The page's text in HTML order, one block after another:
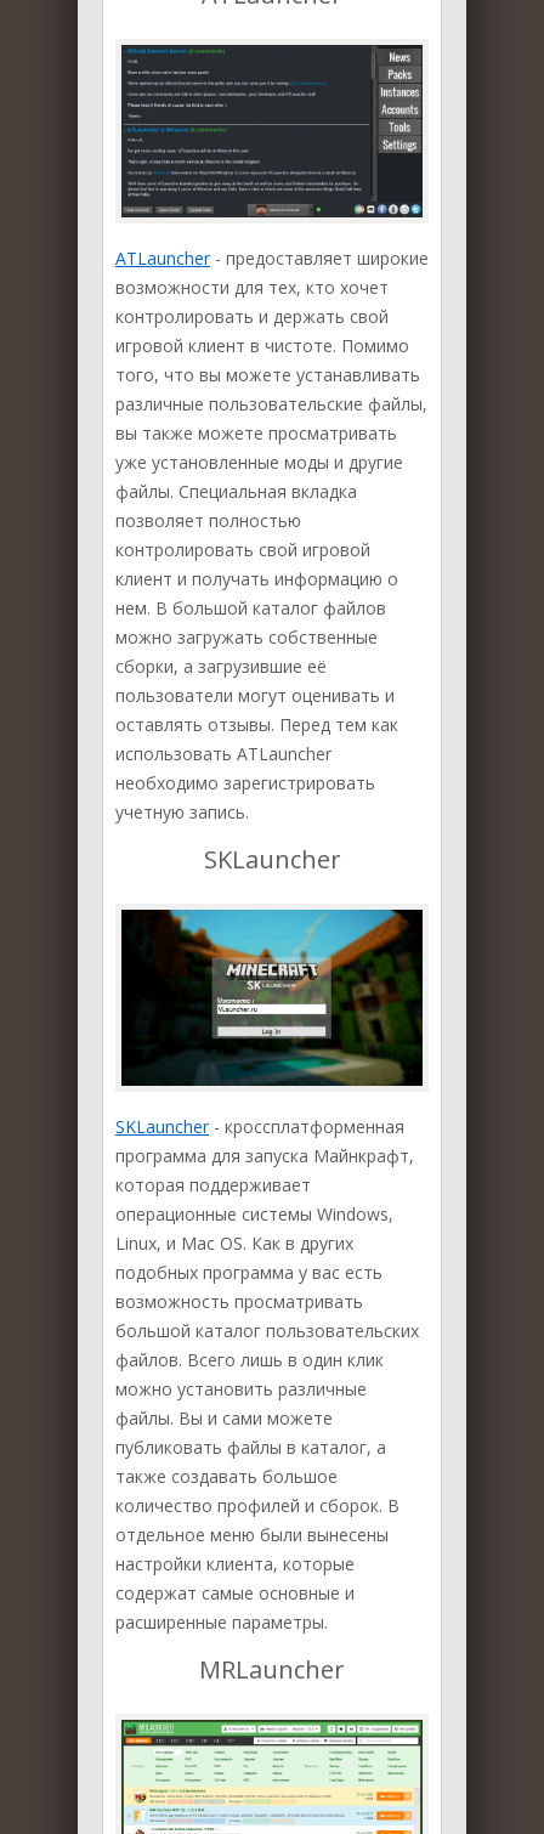
ATLauncher- предоставляет широкие
возможности для тех, кто хочет
контролировать и держать свой
игровой клиент в чистоте. Помимо
того, что вы можете устанавливать
различные пользовательские файлы,
вы также можете просматривать
уже установленные моды и другие
файлы. Специальная вкладка
позволяет полностью
контролировать свой игровой
клиент и получать информацию о
нем. В большой каталог файлов
можно загружать собственные
сборки, а загрузившие её
пользователи могут оценивать и
оставлять отзывы. Перед тем как
использовать ATLauncher
необходимо зарегистрировать
учетную запись.
SKLauncher
SKLauncher- кроссплатформенная
программа для запуска Майнкрафт,
которая поддерживает
операционные системы Windows,
Linux, и Mac OS. Как в других
подобных программа у вас есть
возможность просматривать
большой каталог пользовательских
файлов. Всего лишь в один клик
можно установить различные
файлы. Вы и сами можете
публиковать файлы в каталог, а
также создавать большое
количество профилей и сборок. В
отдельное меню были вынесены
настройки клиента, которые
содержат самые основные и
расширенные параметры.
MRLauncher